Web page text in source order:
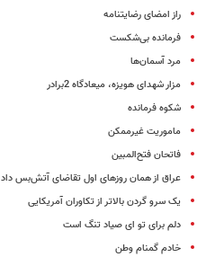
راز امضای رضایتنامه
فرمانده بی‌شکست
مرد آسمان‌ها
مزار شهدای هویزه، میعادگاه 2برادر
شکوه فرمانده
ماموریت غیرممکن
فاتحان فتح‌المبین
عراق از همان روزهای اول تقاضای آتش‌بس داد
یک سرو گردن بالاتر از تکاوران آمریکایی
دلم برای تو ای صیاد تنگ است
خادم گمنام وطن